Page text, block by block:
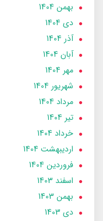
بهمن 1404
دی 1404
آذر 1404
آبان 1404
مهر 1404
شهریور 1404
مرداد 1404
تير 1404
خرداد 1404
ارديبهشت 1404
فروردین 1404
اسفند 1403
بهمن 1403
دی 1403